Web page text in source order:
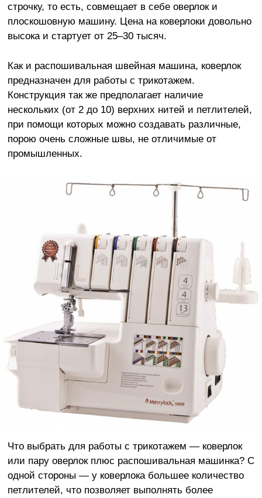
строчку, то есть, совмещает в себе оверлок и
плоскошовную машину. Цена на коверлоки довольно
высока и стартует от 25–30 тысяч.
Как и распошивальная швейная машина, коверлок
предназначен для работы с трикотажем.
Конструкция так же предполагает наличие
нескольких (от 2 до 10) верхних нитей и петлителей,
при помощи которых можно создавать различные,
порою очень сложные швы, не отличимые от
промышленных.
Что выбрать для работы с трикотажем — коверлок
или пару оверлок плюс распошивальная машинка? С
одной стороны — у коверлока большее количество
петлителей, что позволяет выполнять более